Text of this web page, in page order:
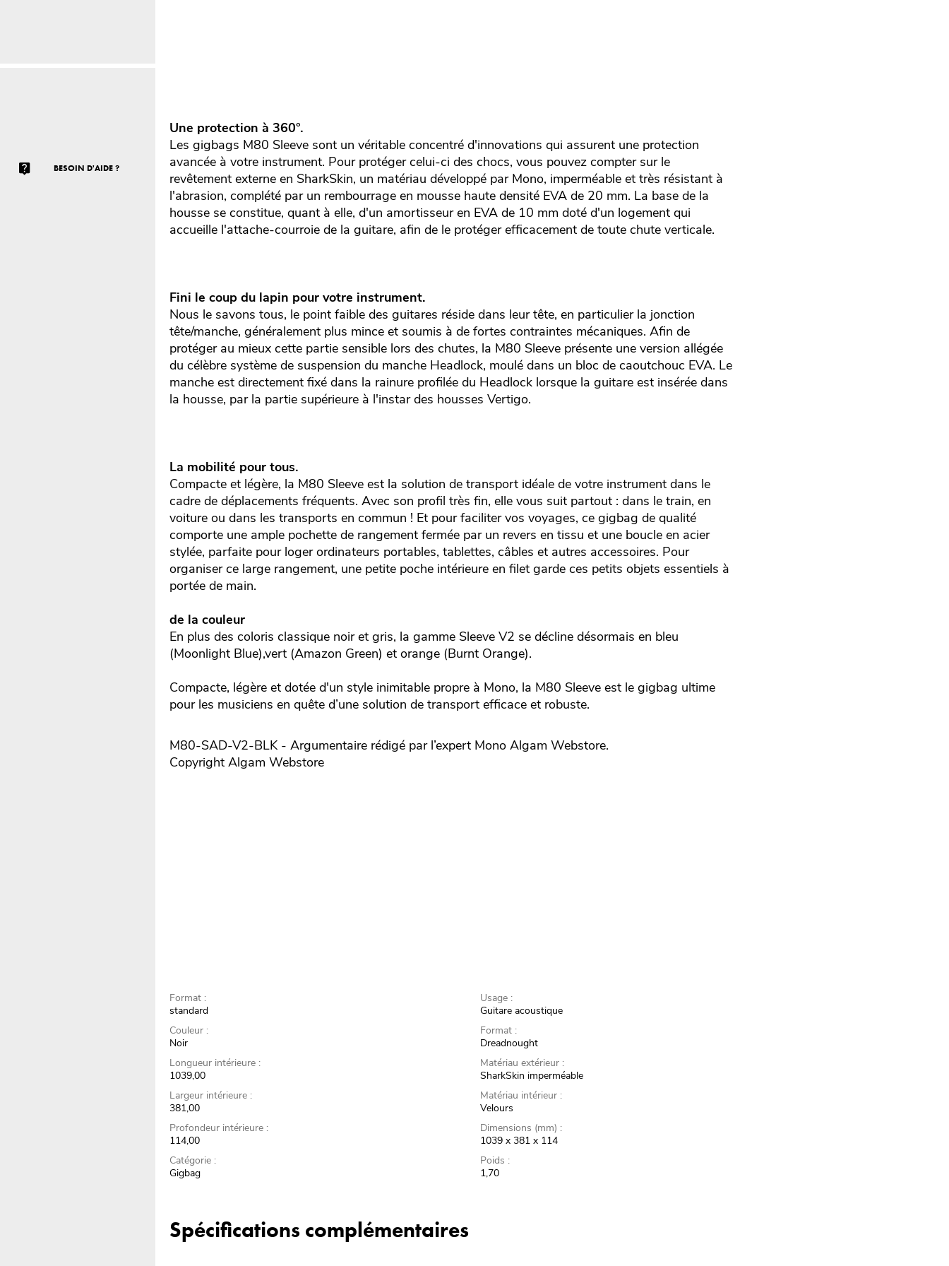
BESOIN D'AIDE ?
Une protection à 360°.
Les gigbags M80 Sleeve sont un véritable concentré d'innovations qui assurent une protection
avancée à votre instrument. Pour protéger celui-ci des chocs, vous pouvez compter sur le
revêtement externe en SharkSkin, un matériau développé par Mono, imperméable et très résistant à
l'abrasion, complété par un rembourrage en mousse haute densité EVA de 20 mm. La base de la
housse se constitue, quant à elle, d'un amortisseur en EVA de 10 mm doté d'un logement qui
accueille l'attache-courroie de la guitare, afin de le protéger efficacement de toute chute verticale.
Fini le coup du lapin pour votre instrument.
Nous le savons tous, le point faible des guitares réside dans leur tête, en particulier la jonction
tête/manche, généralement plus mince et soumis à de fortes contraintes mécaniques. Afin de
protéger au mieux cette partie sensible lors des chutes, la M80 Sleeve présente une version allégée
du célèbre système de suspension du manche Headlock, moulé dans un bloc de caoutchouc EVA. Le
manche est directement fixé dans la rainure profilée du Headlock lorsque la guitare est insérée dans
la housse, par la partie supérieure à l'instar des housses Vertigo.
La mobilité pour tous.
Compacte et légère, la M80 Sleeve est la solution de transport idéale de votre instrument dans le
cadre de déplacements fréquents. Avec son profil très fin, elle vous suit partout : dans le train, en
voiture ou dans les transports en commun ! Et pour faciliter vos voyages, ce gigbag de qualité
comporte une ample pochette de rangement fermée par un revers en tissu et une boucle en acier
stylée, parfaite pour loger ordinateurs portables, tablettes, câbles et autres accessoires. Pour
organiser ce large rangement, une petite poche intérieure en filet garde ces petits objets essentiels à
portée de main.
de la couleur
En plus des coloris classique noir et gris, la gamme Sleeve V2 se décline désormais en bleu
(Moonlight Blue),vert (Amazon Green) et orange (Burnt Orange).
Compacte, légère et dotée d'un style inimitable propre à Mono, la M80 Sleeve est le gigbag ultime
pour les musiciens en quête d’une solution de transport efficace et robuste.
M80-SAD-V2-BLK - Argumentaire rédigé par l’expert Mono Algam Webstore.
Copyright Algam Webstore
Format :
standard
Couleur :
Noir
Longueur intérieure :
1039,00
Largeur intérieure :
381,00
Profondeur intérieure :
114,00
Catégorie :
Gigbag
Usage :
Guitare acoustique
Format :
Dreadnought
Matériau extérieur :
SharkSkin imperméable
Matériau intérieur :
Velours
Dimensions (mm) :
1039 x 381 x 114
Poids :
1,70
Spécifications complémentaires